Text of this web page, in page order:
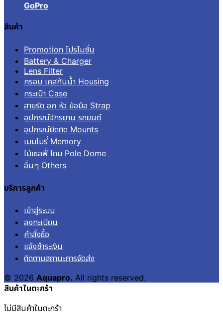
GoPro
สินค้า
Promotion โปรโมชั่น
Battery & Charger
Lens Filter
กรอบ เคสกันน้ำ Housing
กระเป๋า Case
สายรัด อก หัว ข้อมือ Strap
อุปกรณ์จักรยาน รถยนต์
อุปกรณ์ยึดติด Mounts
เมมโมรี่ Memory
ไม้เซลฟี่ โดม Pole Dome
อื่นๆ Others
บริการลูกค้า
เข้าสู่ระบบ
ลงทะเบียน
คำสั่งซื้อ
แจ้งชำระเงิน
ติดตามสถานะการจัดส่ง
© 2026 Aquapro. All rights reserved.
สินค้าในตะกร้า
ไม่มีสินค้าในตะกร้า